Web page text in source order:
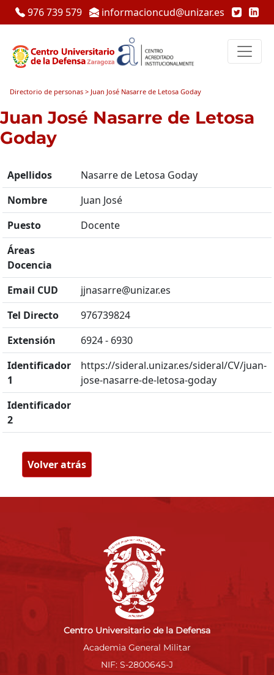
976 739 579 informacioncud@unizar.es
Directorio de personas > Juan José Nasarre de Letosa Goday
Juan José Nasarre de Letosa
Goday
Apellidos
Nasarre de Letosa Goday
Nombre
Juan José
Puesto
Docente
Áreas
Docencia
Email CUD
jjnasarre@unizar.es
Tel Directo
976739824
Extensión
6924 - 6930
Identificador
1
https://sideral.unizar.es/sideral/CV/juan-
jose-nasarre-de-letosa-goday
Identificador
2
Volver atrás
Centro Universitario de la Defensa
Academia General Militar
NIF: S-2800645-J